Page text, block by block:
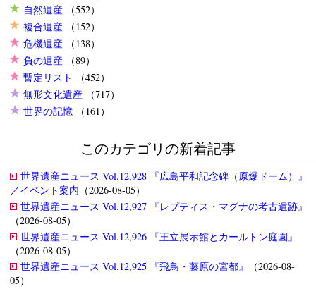
自然遺産（552）
複合遺産（152）
危機遺産（138）
負の遺産（89）
暫定リスト
（452）
無形文化遺産（717）
世界の記憶（161）
このカテゴリの新着記事
世界遺産ニュース Vol.12,928 『広島平和記念碑（原爆ドーム）』
／イベント案内 （2026-08-05）
世界遺産ニュース Vol.12,927 『レプティス・マグナの考古遺跡』
（2026-08-05）
世界遺産ニュース Vol.12,926 『王立展示館とカールトン庭園』
（2026-08-05）
世界遺産ニュース Vol.12,925 『飛鳥・藤原の宮都』
（2026-08-
05）